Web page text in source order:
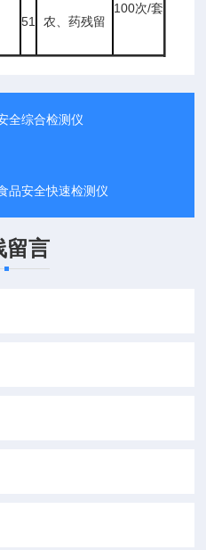
51 农、药残留
100次/套
全综合检测仪
品安全快速检测仪
留言